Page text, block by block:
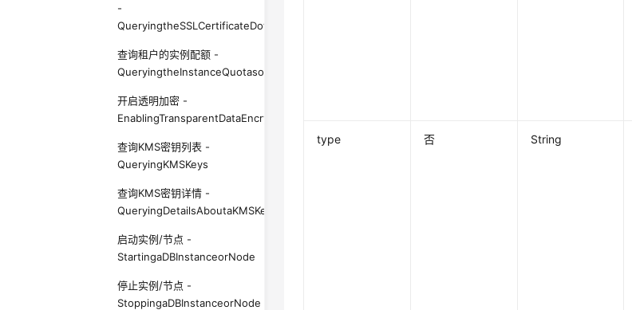
-
QueryingtheSSLCertificateDownloadAddressofaDBInstance
查询租户的实例配额 -
QueryingtheInstanceQuotasofaTenant
开启透明加密 -
EnablingTransparentDataEncryption
查询KMS密钥列表 -
QueryingKMSKeys
查询KMS密钥详情 -
QueryingDetailsAboutaKMSKey
启动实例/节点 -
StartingaDBInstanceorNode
停止实例/节点 -
StoppingaDBInstanceorNode
type 否 String